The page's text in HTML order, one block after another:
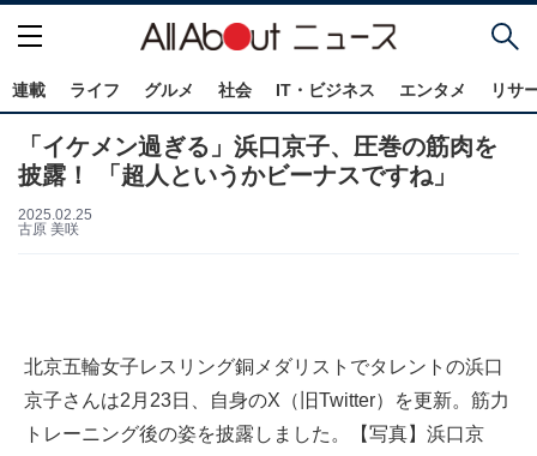
連載 ライフ グルメ 社会 IT・ビジネス エンタメ リサ
「イケメン過ぎる」浜口京子、圧巻の筋肉を
披露！ 「超人というかビーナスですね」
2025.02.25
古原 美咲
北京五輪女子レスリング銅メダリストでタレントの浜口
京子さんは2月23日、自身のX（旧Twitter）を更新。筋力
トレーニング後の姿を披露しました。【写真】浜口京